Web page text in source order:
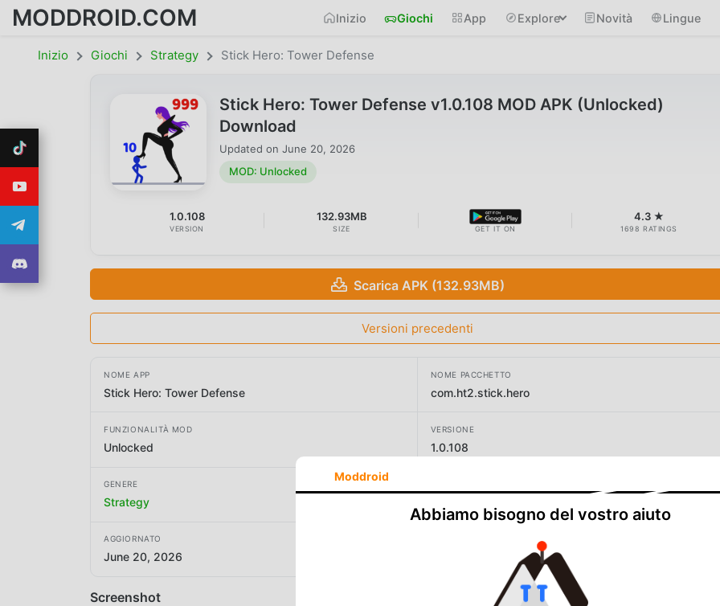
MODDROID.COM Inizio Giochi App Explore Novità Lingue
Inizio Giochi Strategy Stick Hero: Tower Defense
Stick Hero: Tower Defense v1.0.108 MOD APK (Unlocked)
Download
Updated on June 20, 2026
MOD: Unlocked
1.0.108
VERSION
132.93MB
SIZE GET IT ON
4.3 ★
1698 RATINGS
Scarica APK (132.93MB)
Versioni precedenti
NOME APP
Stick Hero: Tower Defense
NOME PACCHETTO
com.ht2.stick.hero
FUNZIONALITÀ MOD
Unlocked
VERSIONE
1.0.108
GENERE
Strategy
AGGIORNATO
June 20, 2026
Screenshot
Moddroid
Abbiamo bisogno del vostro aiuto